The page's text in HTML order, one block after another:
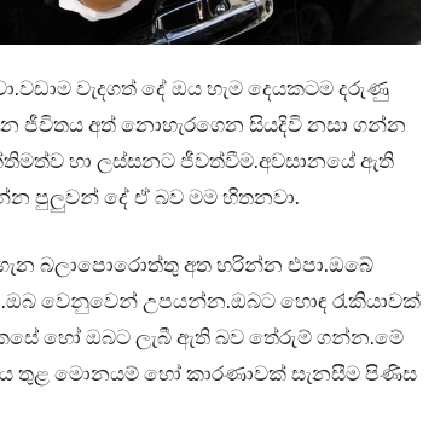
වැදගත් දේ ඔය හැම දෙයකටම දරුණු
ජීවිතය අත් නොහැරගෙන සියදිවි නසා ගන්න
හා ලස්සනට ජීවත්වීම.අවසානයේ ඇති
පුලුවන් දේ ඒ බව මම හිතනවා.
බලාපොරොත්තු අත හරින්න එපා.ඔබේ
වෙනුවෙන් උපයන්න.ඔබට හොඳ රැකියාවක්
හෝ ඔබට ලැබී ඇති බව තේරුම් ගන්න.මේ
තුළ මොනයම් හෝ කාරණාවක් සැනසීම පිණිස